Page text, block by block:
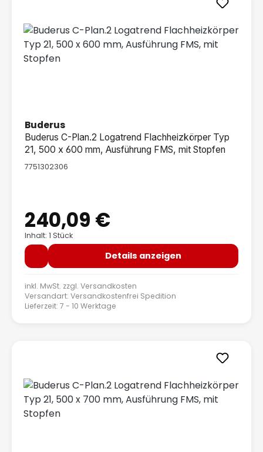
Buderus
Buderus C-Plan.2 Logatrend Flachheizkörper Typ
21, 500 x 600 mm, Ausführung FMS, mit Stopfen
7751302306
Regulärer Preis:
240,09 €
Inhalt: 1 Stück
Details anzeigen
inkl. MwSt. zzgl. Versandkosten
Versandart: Versandkostenfrei Spedition
Lieferzeit: 7 - 10 Werktage